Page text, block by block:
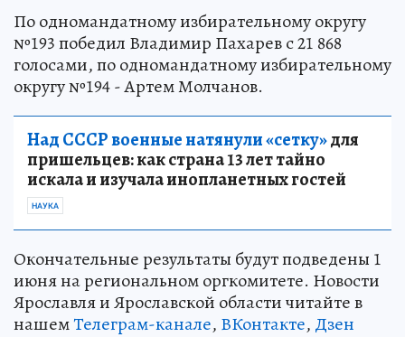
По одномандатному избирательному округу
№193 победил Владимир Пахарев с 21 868
голосами, по одномандатному избирательному
округу №194 - Артем Молчанов.
Над СССР военные натянули «сетку»для
пришельцев: как страна 13 лет тайно
искала и изучала инопланетных гостей
НАУКА
Окончательные результаты будут подведены 1
июня на региональном оргкомитете. Новости
Ярославля и Ярославской области читайте в
нашемТелеграм-канале, ВКонтакте, Дзен